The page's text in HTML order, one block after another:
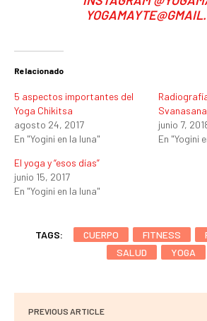
Relacionado
5 aspectos importantes del
Yoga Chikitsa
agosto 24, 2017
En "Yogini en la luna"
Svanasana
junio 7,
En "Yogini
El yoga y “esos días”
junio 15, 2017
En "Yogini en la luna"
TAGS: CUERPO FITNESS
SALUD
YOGA
PREVIOUS ARTICLE